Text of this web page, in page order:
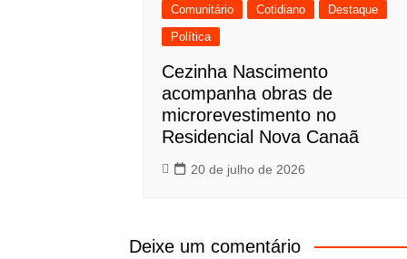
Comunitário Cotidiano
Destaque
Política
Cezinha Nascimento
acompanha obras de
microrevestimento no
Residencial Nova Canaã
20 de julho de 2026
Deixe um comentário